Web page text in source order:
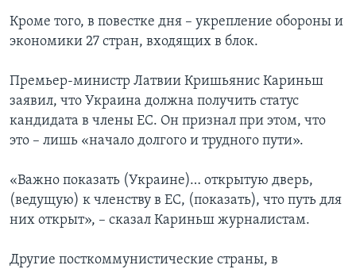
Кроме того, в повестке дня – укрепление обороны и
экономики 27 стран, входящих в блок.
Премьер-министр Латвии Кришьянис Кариньш
заявил, что Украина должна получить статус
кандидата в члены ЕС. Он признал при этом, что
это – лишь «начало долгого и трудного пути».
«Важно показать (Украине)… открытую дверь,
(ведущую) к членству в ЕС, (показать), что путь для
них открыт», – сказал Кариньш журналистам.
Другие посткоммунистические страны, в